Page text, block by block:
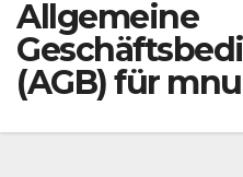
Allgemeine
(AGB) für